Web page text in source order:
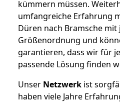
kümmern müssen.
umfangreiche Erfahrung
Düren nach Bramsche mit
Größenordnung und
garantieren, dass wir für
passende Lösung finden
Unser Netzwerk ist
haben viele Jahre